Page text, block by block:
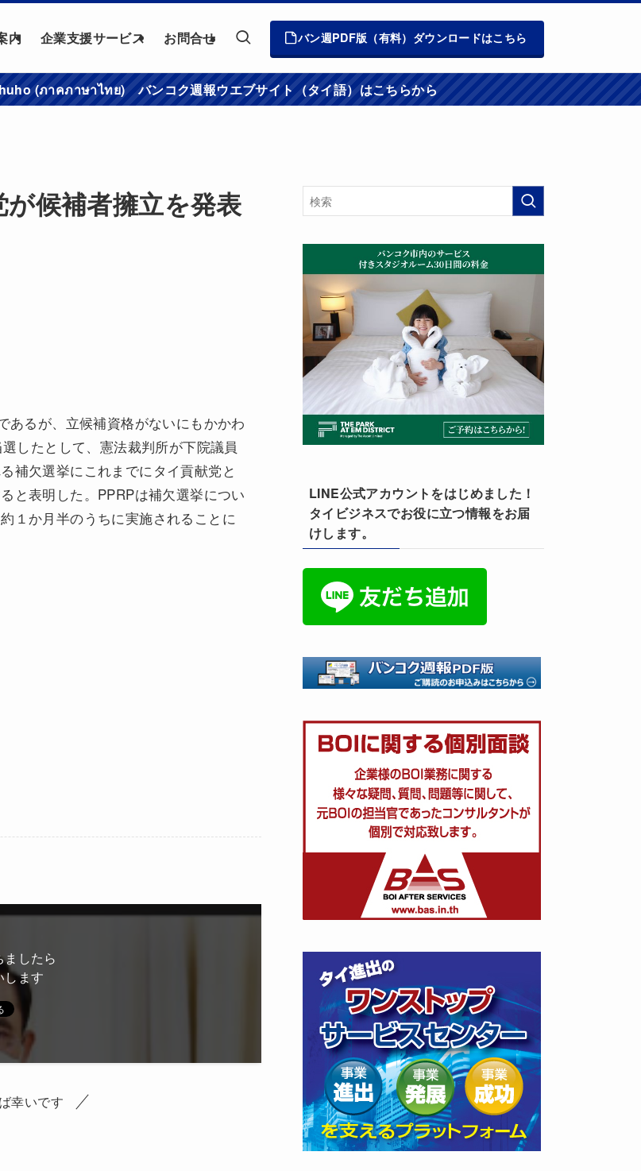
内 企業支援サービス お問合せ バン週PDF版（有料）ダウンロードはこちら
(ภาคภาษาไทย) バンコク週報ウエブサイト（タイ語）はこちらから
候補者擁立を発表
あるが、立候補資格がないにもかかわ
したとして、憲法裁判所が下院議員
補欠選挙にこれまでにタイ貢献党と
と表明した。PPRPは補欠選挙につい
１か月半のうちに実施されることに
したら
します
幸いです
LINE公式アカウントをはじめました！
タイビジネスでお役に立つ情報をお届
けします。